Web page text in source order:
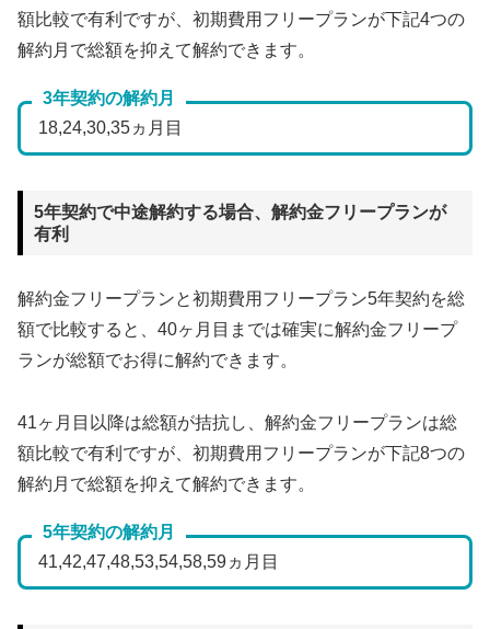
額比較で有利ですが、初期費用フリープランが下記4つの
解約月で総額を抑えて解約できます。
3年契約の解約月
18,24,30,35ヵ月目
5年契約で中途解約する場合、解約金フリープランが
有利
解約金フリープランと初期費用フリープラン5年契約を総
額で比較すると、40ヶ月目までは確実に解約金フリープ
ランが総額でお得に解約できます。
41ヶ月目以降は総額が拮抗し、解約金フリープランは総
額比較で有利ですが、初期費用フリープランが下記8つの
解約月で総額を抑えて解約できます。
5年契約の解約月
41,42,47,48,53,54,58,59ヵ月目